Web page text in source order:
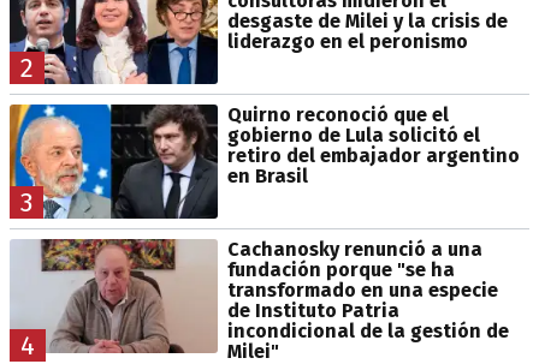
2
desgaste de Milei y la crisis de
liderazgo en el peronismo
3
Quirno reconoció que el
gobierno de Lula solicitó el
retiro del embajador argentino
en Brasil
4
Cachanosky renunció a una
fundación porque "se ha
transformado en una especie
de Instituto Patria
incondicional de la gestión de
Milei"